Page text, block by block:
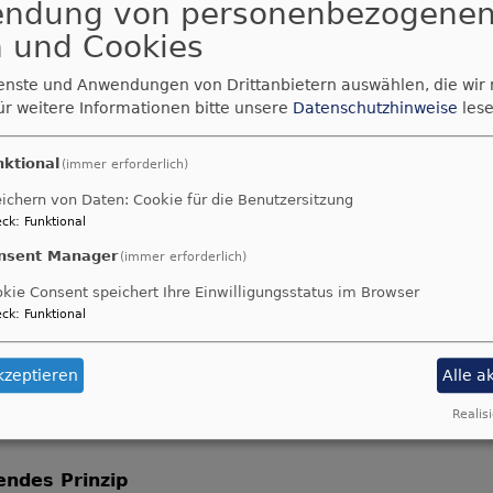
die evangelische und die katholische Kirche
drei kooperative Organisationsformen entwickelt:
Religionsunterricht und ermöglichen es,
anzubieten.
Religionsunterricht kooperativ
mit erweiterter Kooperation
Religionsunterrichts an
Prinzip
von personenbezogenen
und Cookies
und Anwendungen von Drittanbietern auswählen, die wir
weitere Informationen bitte unsere Datenschutzhinweise
(immer erforderlich)
von Daten: Cookie für die Benutzersitzung
: Funktional
Manager (immer erforderlich)
Consent speichert Ihre Einwilligungsstatus im Browser
: Funktional
Alle